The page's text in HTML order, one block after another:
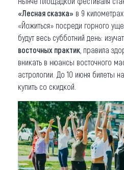
«Лесная сказка» в 9
«Йожиться» посреди горного
будут весь субботний день:
восточных практик , правила
вникать в нюансы восточного
астрологии. До 10 июня билеты на
купить со скидкой.